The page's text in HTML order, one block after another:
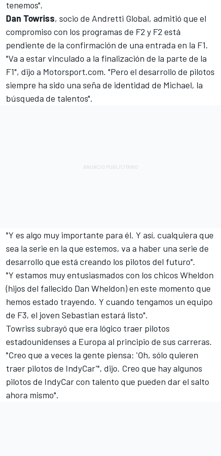
tenemos".
Dan Towriss, socio de Andretti Global, admitió que el
compromiso con los programas de F2 y F2 está
pendiente de la confirmación de una entrada en la F1.
"Va a estar vinculado a la finalización de la parte de la
F1", dijo a Motorsport.com. "Pero el desarrollo de pilotos
siempre ha sido una seña de identidad de Michael, la
búsqueda de talentos".
"Y es algo muy importante para él. Y así, cualquiera que
sea la serie en la que estemos, va a haber una serie de
desarrollo que está creando los pilotos del futuro".
"Y estamos muy entusiasmados con los chicos Wheldon
(hijos del fallecido Dan Wheldon) en este momento que
hemos estado trayendo. Y cuando tengamos un equipo
de F3, el joven Sebastian estará listo".
Towriss subrayó que era lógico traer pilotos
estadounidenses a Europa al principio de sus carreras.
"Creo que a veces la gente piensa: 'Oh, sólo quieren
traer pilotos de IndyCar'", dijo. Creo que hay algunos
pilotos de IndyCar con talento que pueden dar el salto
ahora mismo".